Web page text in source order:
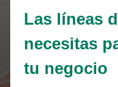
Las líneas
necesitas
tu negocio